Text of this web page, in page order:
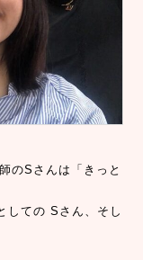
のSさんは「きっと
しての Sさん、そし